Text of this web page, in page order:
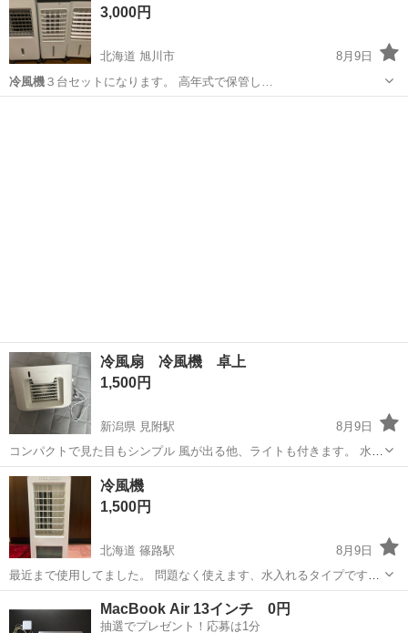
3,000円
北海道 旭川市
8月9日
冷風機３台セットになります。 高年式で保管し…
冷風扇 冷風機 卓上
1,500円
新潟県 見附駅
8月9日
コンパクトで見た目もシンプル 風が出る他、ライトも付きます。 水や
氷を入れるとミストも出て涼しく過ごせます。 コードレス 稼働時間：
3〜6.5時間 充電入力：DC-5V/2A 充電時間：5時間 充電端子：TYPE-C
電池：...
新潟 見附市 見附駅
冷風機
1,500円
北海道 篠路駅
8月9日
最近まで使用してました。 問題なく使えます、水入れるタイプです。
宜しくお願い致します。
石狩市 篠路駅 季節、空調家電
MacBook Air 13インチ 0円
抽選でプレゼント！応募は1分